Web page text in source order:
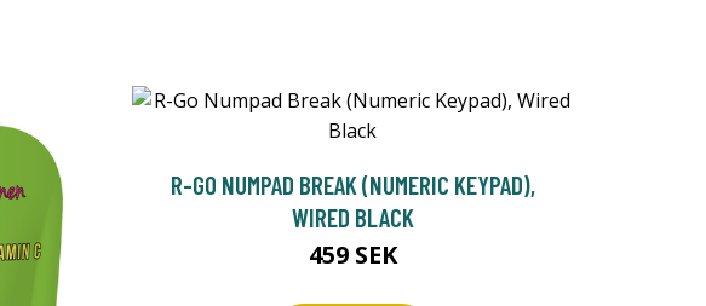
R-GO NUMPAD BREAK (NUMERIC KEYPAD),
WIRED BLACK
459 SEK